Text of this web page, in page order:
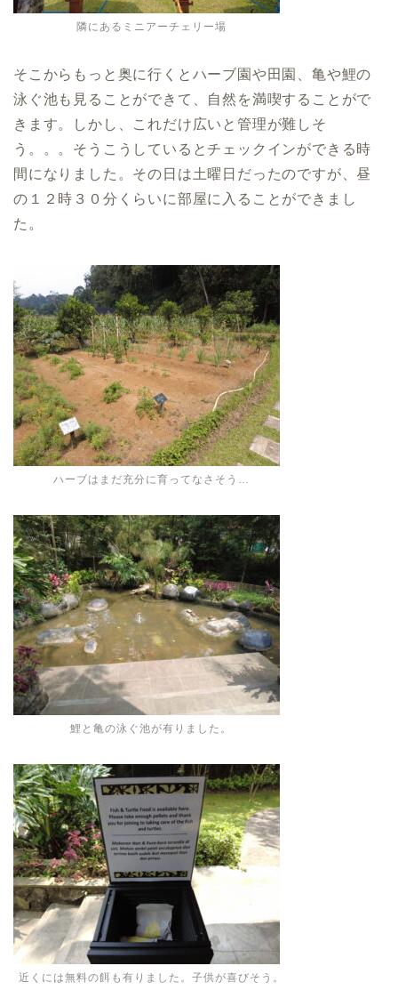
隣にあるミニアーチェリー場
そこからもっと奥に行くとハーブ園や田園、亀や鯉の
泳ぐ池も見ることができて、自然を満喫することがで
きます。しかし、これだけ広いと管理が難しそ
う。。。そうこうしているとチェックインができる時
間になりました。その日は土曜日だったのですが、昼
の１２時３０分くらいに部屋に入ることができまし
た。
ハーブはまだ充分に育ってなさそう…
鯉と亀の泳ぐ池が有りました。
近くには無料の餌も有りました。子供が喜びそう。